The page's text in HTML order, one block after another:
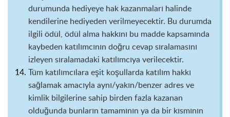
durumunda hediyeye hak kazanmaları halinde
kendilerine hediyeden verilmeyecektir. Bu durumda
ilgili ödül, ödül alma hakkını bu madde kapsamında
kaybeden katılımcının doğru cevap sıralamasını
izleyen sıralamadaki katılımcıya verilecektir.
Tüm katılımcılara eşit koşullarda katılım hakkı
sağlamak amacıyla aynı/yakın/benzer adres ve
kimlik bilgilerine sahip birden fazla kazanan
olduğunda bunların tamamının ya da bir kısmının